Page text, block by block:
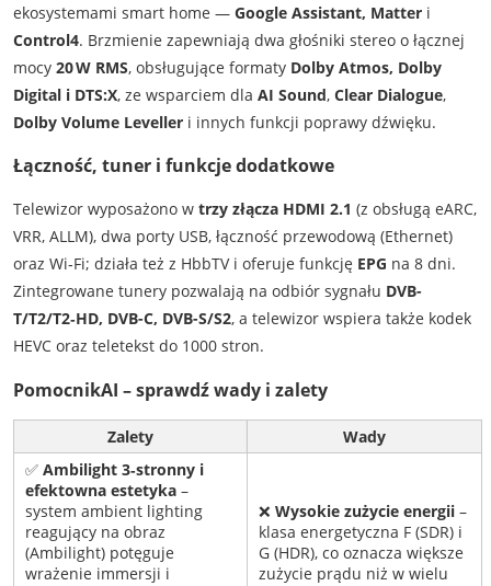
ekosystemami smart home — Google Assistant, Matteri
Control4. Brzmienie zapewniają dwa głośniki stereo o łącznej
mocy 20 W RMS, obsługujące formaty Dolby Atmos, Dolby
Digital i DTS:X, ze wsparciem dla AI Sound, Clear Dialogue,
Dolby Volume Levelleri innych funkcji poprawy dźwięku.
Łączność, tuner i funkcje dodatkowe
Telewizor wyposażono w trzy złącza HDMI 2.1 (z obsługą eARC,
VRR, ALLM), dwa porty USB, łączność przewodową (Ethernet)
oraz Wi‑Fi; działa też z HbbTV i oferuje funkcję EPG na 8 dni.
Zintegrowane tunery pozwalają na odbiór sygnału DVB-
T/T2/T2‑HD, DVB-C, DVB-S/S2, a telewizor wspiera także kodek
HEVC oraz teletekst do 1000 stron.
PomocnikAI – sprawdź wady i zalety
Zalety
Wady
✅ Ambilight 3‑stronny i
efektowna estetyka–
system ambient lighting
reagujący na obraz
(Ambilight) potęguje
wrażenie immersji i
❌ Wysokie zużycie energii–
klasa energetyczna F (SDR) i
G (HDR), co oznacza większe
zużycie prądu niż w wielu